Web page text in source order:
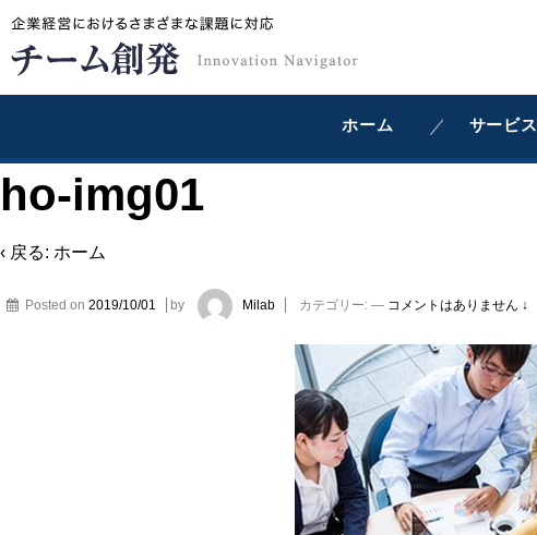
ホーム サービス
ho-img01
‹ 戻る: ホーム
Posted on 2019/10/01 by Milab カテゴリー: — コメントはありません ↓